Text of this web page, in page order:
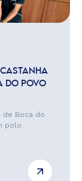
CASTANHA
DO POVO
de Boca do
polo